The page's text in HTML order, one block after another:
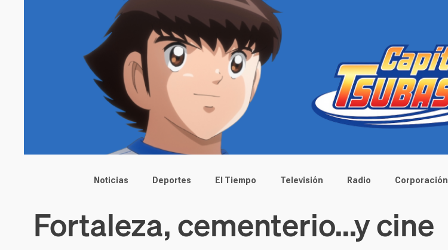
Main menu
Noticias Deportes El Tiempo Televisión Radio Corporación
Fortaleza, cementerio...y cine